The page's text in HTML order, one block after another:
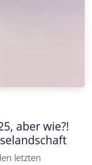
aber wie?!
letzten